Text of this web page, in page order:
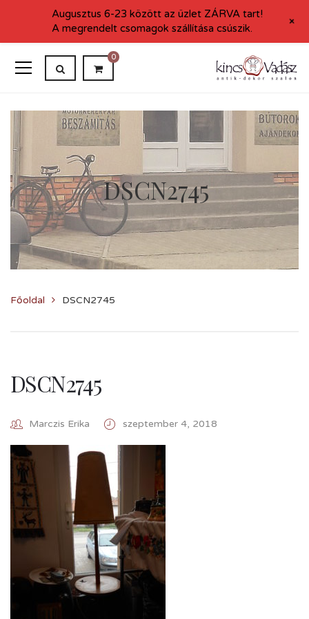
0
DSCN2745
Főoldal DSCN2745
DSCN2745
Marczis Erika szeptember 4, 2018
Augusztus 6-23 között az üzlet ZÁRVA tart!
A megrendelt csomagok szállítása csúszik.
+